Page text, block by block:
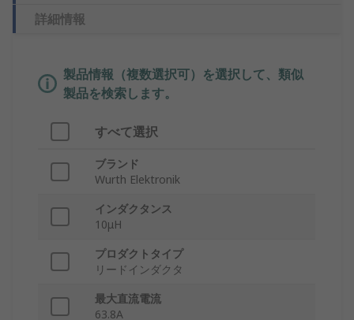
詳細情報
製品情報（複数選択可）を選択して、類似
製品を検索します。
すべて選択
ブランド
Wurth Elektronik
インダクタンス
10μH
プロダクトタイプ
リードインダクタ
最大直流電流
63.8A